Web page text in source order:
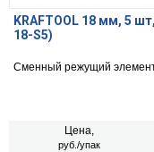
KRAFTOOL 18 мм, 5
18-S5)
Сменный режущий элемент
Цена,
руб./упак